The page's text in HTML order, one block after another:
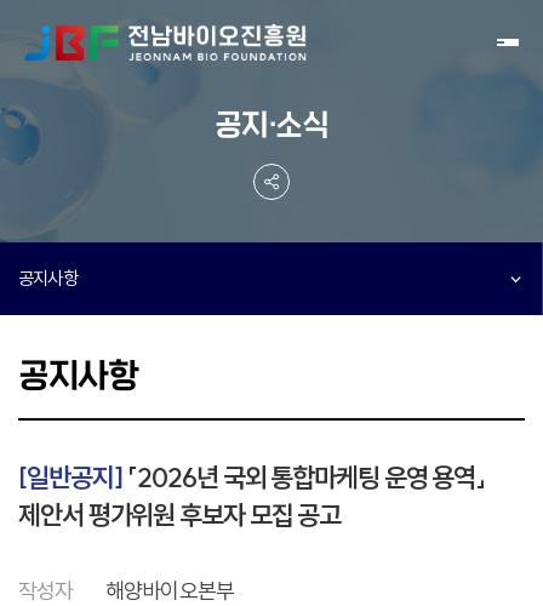
공지·소식
공지사항
공지사항
[일반공지] 「2026년 국외 통합마케팅 운영 용역」
제안서 평가위원 후보자 모집 공고
작성자
해양바이오본부